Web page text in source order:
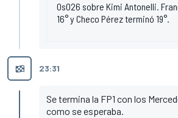
0s026 sobre Kimi Antonelli.
16° y Checo Pérez terminó 19°.
23:31
Se termina la FP1 con los
como se esperaba.